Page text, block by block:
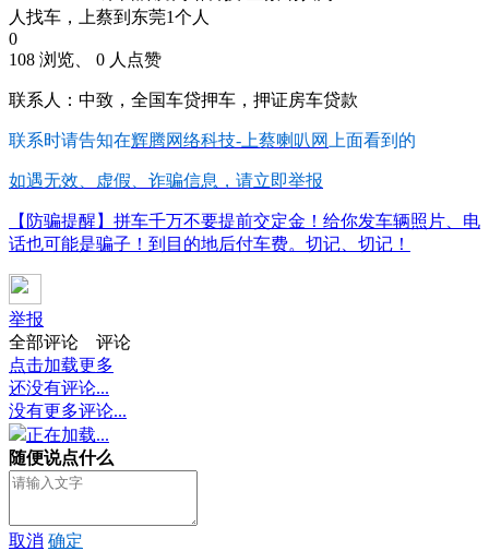
人找车，上蔡到东莞1个人
0
108 浏览、 0 人点赞
联系人：中致，全国车贷押车，押证房车贷款
联系时请告知在辉腾网络科技-上蔡喇叭网 上面看到的
如遇无效、虚假、诈骗信息，请立即举报
【防骗提醒】拼车千万不要提前交定金！给你发车辆照片、电
话也可能是骗子！到目的地后付车费。切记、切记！
举报
全部评论
评论
点击加载更多
还没有评论...
没有更多评论...
正在加载...
随便说点什么
取消 确定